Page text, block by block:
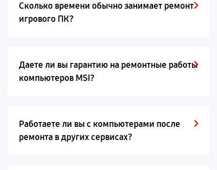
Сколько времени обычно занимает ремонт
игрового ПК?
Даете ли вы гарантию на ремонтные работы
компьютеров MSI?
Работаете ли вы с компьютерами после
ремонта в других сервисах?